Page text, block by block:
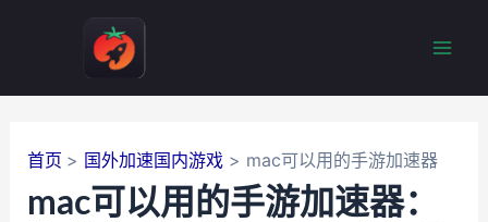
首页 国外加速国内游戏 mac可以用的手游加速器
mac可以用的手游加速器：